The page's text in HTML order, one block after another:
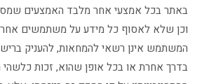
באתר בכל אמצעי אחר מלבד האמצעים
וכן שלא לאסוף כל מידע על משתמשים
המשתמש אינן רשאי להמחאות, להעניק
בדרך אחרת או בכל אופן שהוא, זכות כלשהי